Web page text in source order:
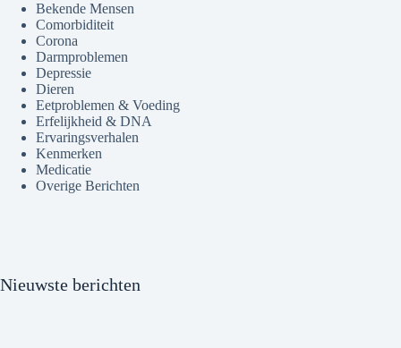
Bekende Mensen
Comorbiditeit
Corona
Darmproblemen
Depressie
Dieren
Eetproblemen & Voeding
Erfelijkheid & DNA
Ervaringsverhalen
Kenmerken
Medicatie
Overige Berichten
Nieuwste berichten